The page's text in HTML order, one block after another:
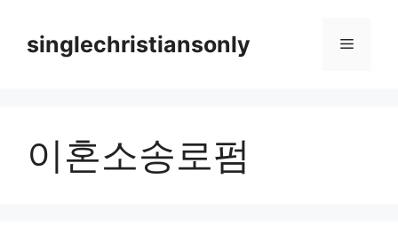
contentsinglechristiansonly Menu
이혼소송로펌